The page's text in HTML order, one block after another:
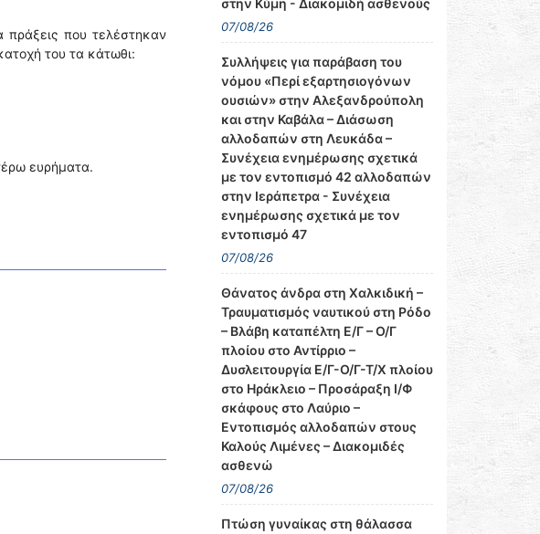
πράξεις που τελέστηκαν
του τα κάτωθι:
ευρήματα.
στην Κύμη - Διακομιδή ασθενούς
07/08/26
Συλλήψεις για παράβαση του
νόμου «Περί εξαρτησιογόνων
ουσιών» στην Αλεξανδρούπολη
και στην Καβάλα – Διάσωση
αλλοδαπών στη Λευκάδα –
Συνέχεια ενημέρωσης σχετικά
με τον εντοπισμό 42 αλλοδαπών
στην Ιεράπετρα - Συνέχεια
ενημέρωσης σχετικά με τον
εντοπισμό 47
07/08/26
Θάνατος άνδρα στη Χαλκιδική –
Τραυματισμός ναυτικού στη Ρόδο
– Βλάβη καταπέλτη Ε/Γ – Ο/Γ
πλοίου στο Αντίρριο –
Δυσλειτουργία Ε/Γ-Ο/Γ-Τ/Χ πλοίου
στο Ηράκλειο – Προσάραξη Ι/Φ
σκάφους στο Λαύριο –
Εντοπισμός αλλοδαπών στους
Καλούς Λιμένες – Διακομιδές
ασθενώ
07/08/26
Πτώση γυναίκας στη θάλασσα